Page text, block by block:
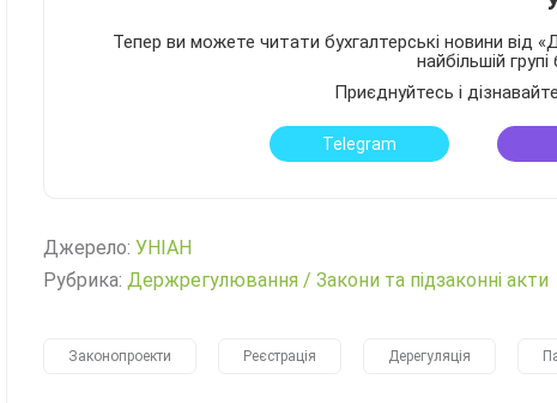
Тепер ви можете читати бухгалтерські новини від
найбільшій
Приєднуйтесь і
Telegram
Джерело: УНІАН
Рубрика: Держрегулювання / Закони та підзаконні акти
Законопроекти Реєстрація Дерегуляція